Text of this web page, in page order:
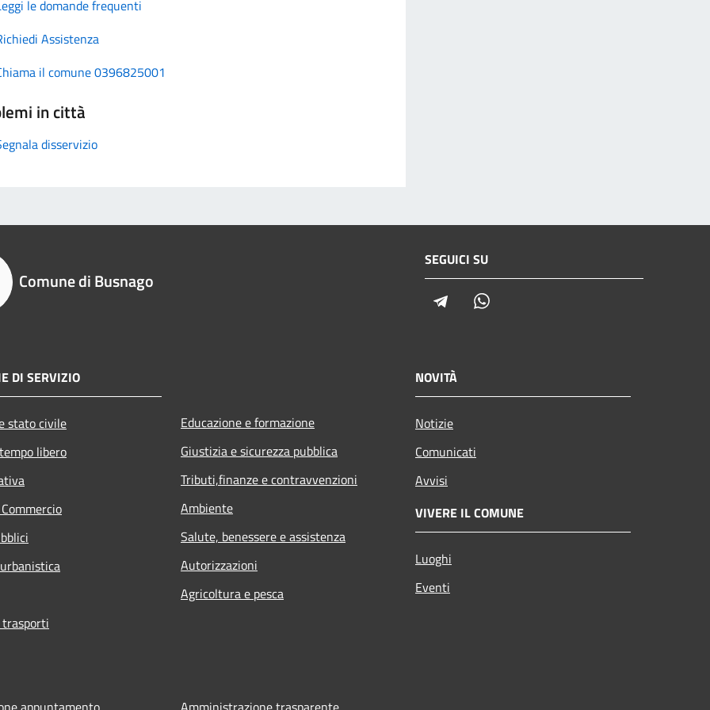
le domande frequenti
Assistenza
il comune 0396825001
in città
disservizio
Comune di Busnago
SEGUICI SU
Telegram
DI SERVIZIO
stato civile
libero
Educazione e formazione
Giustizia e sicurezza pubblica
Tributi,finanze e contravvenzioni
Ambiente
Salute, benessere e assistenza
Autorizzazioni
Agricoltura e pesca
NOVITÀ
Notizie
Comunicati
Avvisi
VIVERE IL COMUNE
Luoghi
Eventi